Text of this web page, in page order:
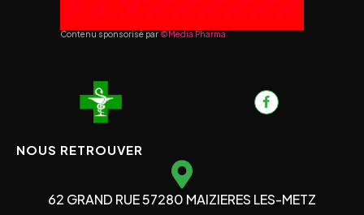
Contenu sponsorisé par ©Media Pharma
NOUS RETROUVER
62 GRAND RUE 57280 MAIZIERES LES-METZ